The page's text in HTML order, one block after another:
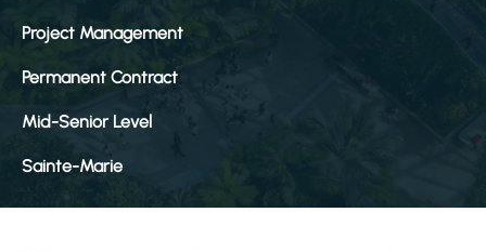
Project Management
Permanent Contract
Mid-Senior Level
Sainte-Marie